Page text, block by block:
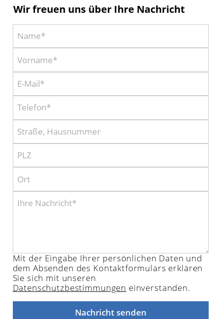
Wir freuen uns über Ihre Nachricht
Mit der Eingabe Ihrer persönlichen Daten und
dem Absenden des Kontaktformulars erklären
Sie sich mit unseren
Datenschutzbestimmungen einverstanden.
Nachricht senden